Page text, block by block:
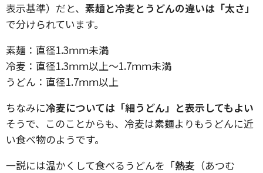
表示基準）だと、 素麺と冷麦とうどんの違いは「太さ」
で分けられています。
素麺：直径1.3ｍｍ未満
冷麦：直径1.3ｍｍ以上～1.7ｍｍ未満
うどん：直径1.7ｍｍ以上
ちなみに冷麦については「細うどん」と表示してもよい
そうで、このことからも、冷麦は素麺よりもうどんに近
い食べ物のようです。
一説には温かくして食べるうどんを「熱麦 （あつむ